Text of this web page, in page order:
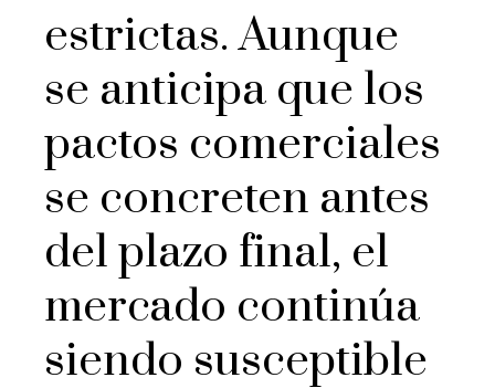
estrictas. Aunque
se anticipa que los
pactos comerciales
se concreten antes
del plazo final, el
mercado continúa
siendo susceptible